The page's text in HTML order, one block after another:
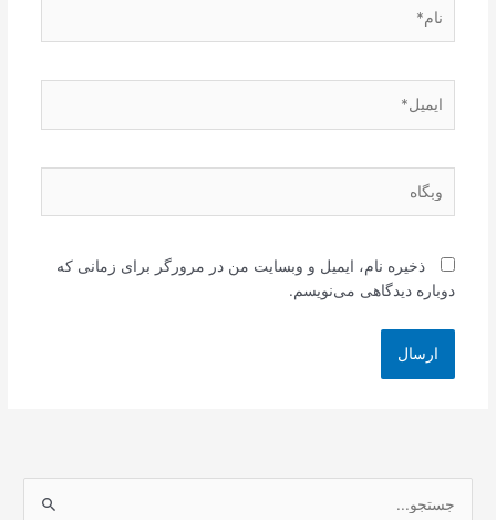
ذخیره نام، ایمیل و وبسایت من در مرورگر برای زمانی که
دوباره دیدگاهی می‌نویسم.